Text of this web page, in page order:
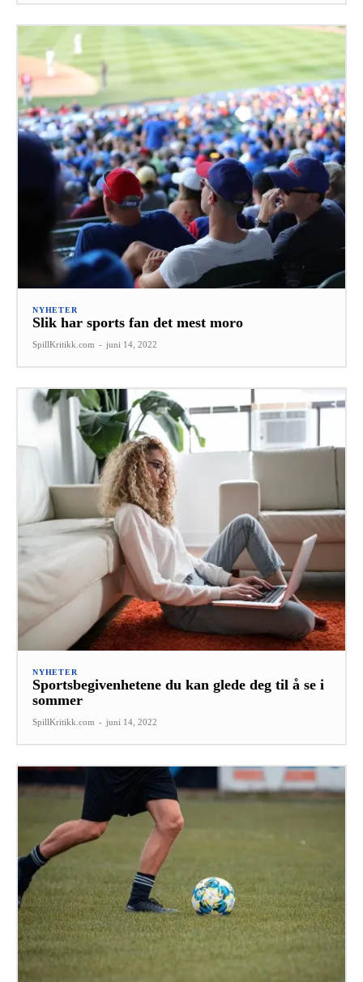
NYHETER
Slik har sports fan det mest moro
SpillKritikk.com - juni 14, 2022
NYHETER
Sportsbegivenhetene du kan glede deg til å se i
sommer
SpillKritikk.com - juni 14, 2022